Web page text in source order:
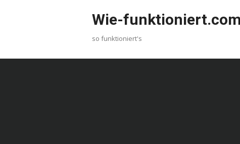
Wie-funktioniert.com
so funktioniert's